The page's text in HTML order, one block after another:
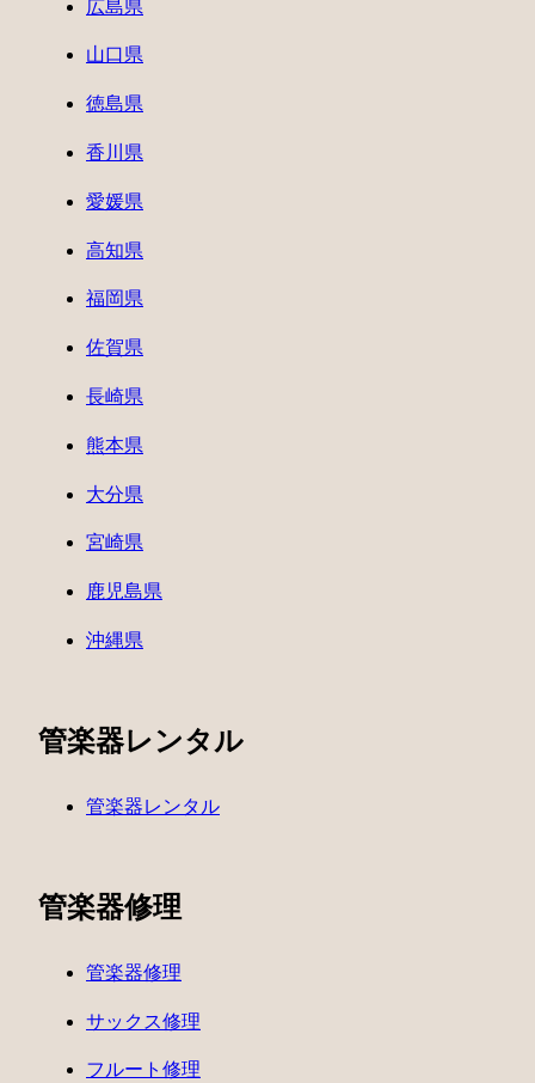
広島県
山口県
徳島県
香川県
愛媛県
高知県
福岡県
佐賀県
長崎県
熊本県
大分県
宮崎県
鹿児島県
沖縄県
管楽器レンタル
管楽器レンタル
管楽器修理
管楽器修理
サックス修理
フルート修理